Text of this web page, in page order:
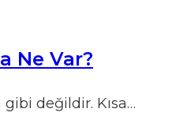
Ne Var?
değildir. Kısa…